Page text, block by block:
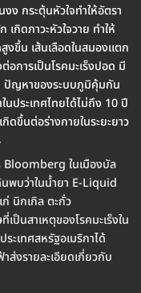
ง กระตุ้นหัวใจทำให้อัตรา
กิดภาวะหัวใจวาย ทำให้
งขึ้น เส้นเลือดในสมองแตก
อการเป็นโรคมะเร็งปอด มี
ปัญหาของระบบภูมิคุ้มกัน
นประเทศไทยได้ไม่ถึง 10 ปี
ขึ้นต่อร่างกายในระยะยาว
Bloomberg ในเมืองบัล
พบว่าในน้ำยา E-Liquid
นิกเกิล ตะกั่ว
ป็นสาเหตุของโรคมะเร็งใน
ะเทศสหรัฐอเมริกาได้
ส่งรายละเอียดเกี่ยวกับ